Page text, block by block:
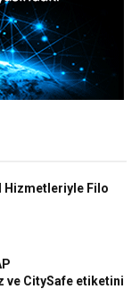
Hizmetleriyle Filo
ve CitySafe etiketini